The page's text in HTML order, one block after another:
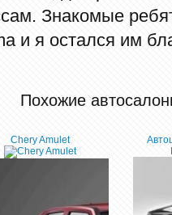
Знакомые
и я остался им
Похожие
Chery Amulet